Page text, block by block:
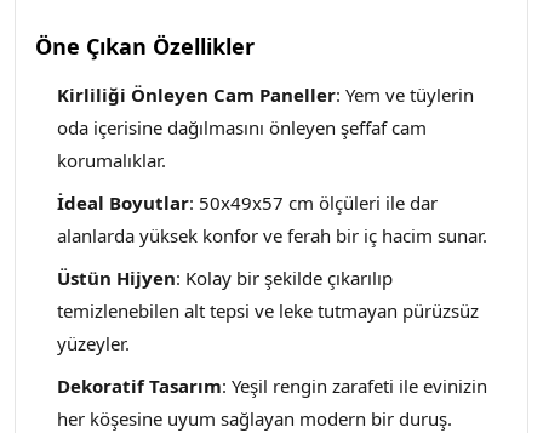
Öne Çıkan Özellikler
Kirliliği Önleyen Cam Paneller: Yem ve tüylerin
oda içerisine dağılmasını önleyen şeffaf cam
korumalıklar.
İdeal Boyutlar: 50x49x57 cm ölçüleri ile dar
alanlarda yüksek konfor ve ferah bir iç hacim sunar.
Üstün Hijyen: Kolay bir şekilde çıkarılıp
temizlenebilen alt tepsi ve leke tutmayan pürüzsüz
yüzeyler.
Dekoratif Tasarım: Yeşil rengin zarafeti ile evinizin
her köşesine uyum sağlayan modern bir duruş.